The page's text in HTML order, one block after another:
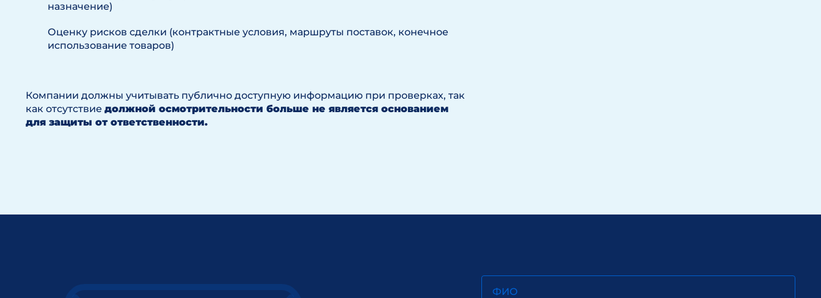
назначение)
Оценку рисков сделки (контрактные условия, маршруты поставок, конечное
использование товаров)
Компании должны учитывать публично доступную информацию при проверках, так
как отсутствие должной осмотрительности больше не является основанием
для защиты от ответственности.
ФИО